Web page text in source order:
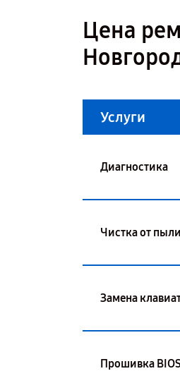
Цена
Услуги
Диагностика
Чистка от пыли
Замена
Прошивка